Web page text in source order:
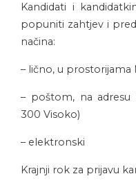
Kandidati i
popuniti zahtjev i
načina:
– lično, u prostorijama
– poštom, na adresu
300 Visoko)
– elektronski
Krajnji rok za prijavu